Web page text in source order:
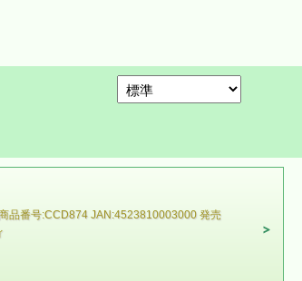
品番号:CCD874 JAN:4523810003000 発売